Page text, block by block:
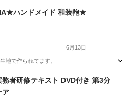
電圧 ハンドメイド 和装鞄★
6月13日
で作られてます。
グ ハンドメイド
者研修テキスト DVD付き 第3分